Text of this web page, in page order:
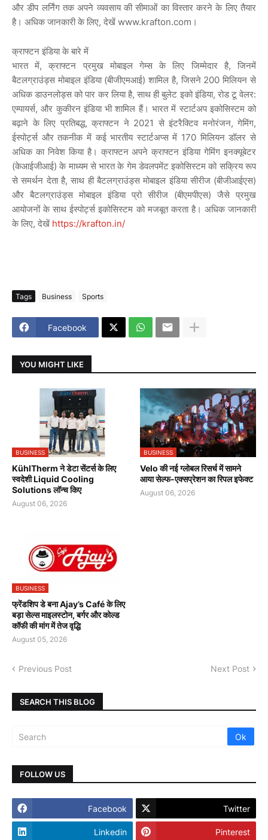
और डीप लर्निंग तक अपने व्यवसाय की सीमाओं का विस्तार करने के लिए तैयार
है। अधिक जानकारी के लिए, देखें www.krafton.com ।
क्राफ्टन इंडिया के बारे में
भारत में,क्राफ्टन प्रमुख मोबाइल गेम्स के लिए जिम्मेदार है,जिनमें
बैटलग्राउंड्स मोबाइल इंडिया(बीजीएमआई)शामिल है, जिसने200मिलियन से
अधिक डाउनलोड्स को पार कर लिया है,साथ ही बुलेट इको इंडिया, रोड टू वेलर:
एम्पायर्स,और कुकीरन इंडिया भी शामिल हैं। भारत में स्टार्टअप इकोसिस्टम को
बढ़ाने के लिए प्रतिबद्ध, क्राफ्टन ने2021 से इंटरैक्टिव मनोरंजन, गेमिंग,
ईस्पोर्ट्स और तकनीक में कई भारतीय स्टार्टअप्स में 170 मिलियन डॉलर से
अधिक का निवेश किया है। क्राफ्टन अपने क्राफ्टन इंडिया गेमिंग इनक्यूबेटर
(केआईजीआई)के माध्यम से भारत के गेम डेवलपमेंट इकोसिस्टम को सक्रिय रूप
से समर्थन देता है,साथ ही बैटलग्राउंड्स मोबाइल इंडिया सीरीज(बीजीआईएस)
और बैटलग्राउंड्स मोबाइल इंडिया प्रो सीरीज (बीएमपीएस) जैसे प्रमुख
आयोजनों के साथ ईस्पोर्ट्स इकोसिस्टम को मजबूत करता है। अधिक जानकारी
के लिए, देखें https://krafton.in/
Tags Business Sports
Facebook
YOU MIGHT LIKE
BUSINESS
KühlTherm ने डेटा सेंटर्स के लिए
स्वदेशी Liquid Cooling
Solutions लॉन्च किए
August 06, 2026
BUSINESS
Velo की नई ग्लोबल रिसर्च में सामने
आया सेल्फ-एक्सप्रेशन का रिपल इफेक्ट
August 06, 2026
BUSINESS
फ्रेंडशिप डे बना Ajay’s Café के लिए
बड़ा सेल्स माइलस्टोन, बर्गर और कोल्ड
कॉफी की मांग में तेज वृद्धि
August 05, 2026
Previous Post Next Post
SEARCH THIS BLOG
FOLLOW US
Facebook Twitter
Linkedin Pinterest